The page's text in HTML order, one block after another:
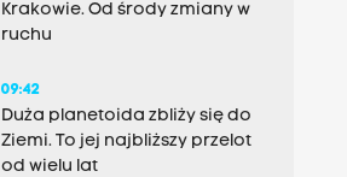
Krakowie. Od środy zmiany w
ruchu
09:42
Duża planetoida zbliży się do
Ziemi. To jej najbliższy przelot
od wielu lat